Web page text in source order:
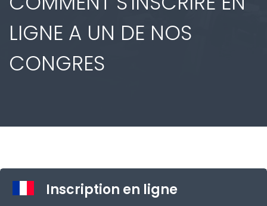
LIGNE A UN DE NOS
CONGRES
Inscription en ligne